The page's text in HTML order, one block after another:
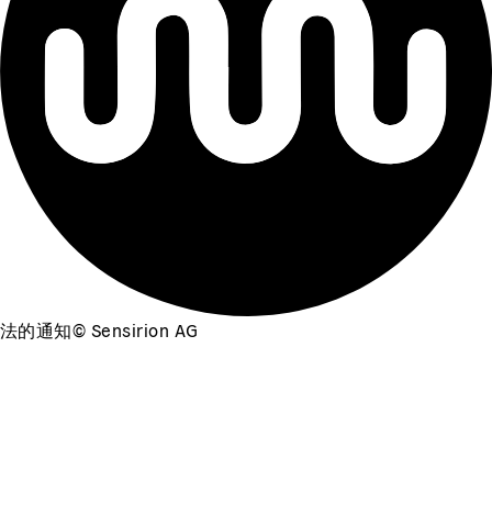
法的通知© Sensirion AG